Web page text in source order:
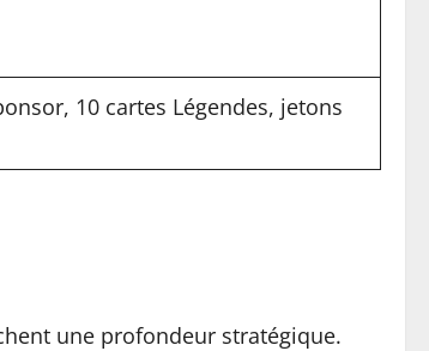
10 cartes Légendes, jetons
une profondeur stratégique.